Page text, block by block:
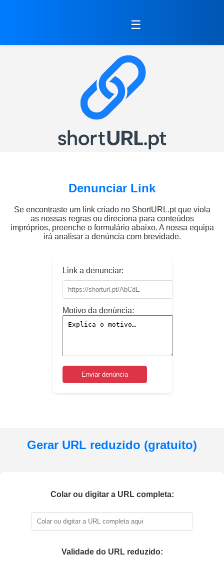
☰
Denunciar Link
Se encontraste um link criado no ShortURL.pt que viola
as nossas regras ou direciona para conteúdos
impróprios, preenche o formulário abaixo. A nossa equipa
irá analisar a denúncia com brevidade.
Link a denunciar:
Motivo da denúncia:
Enviar denúncia
Gerar URL reduzido (gratuito)
Colar ou digitar a URL completa:
Validade do URL reduzido: